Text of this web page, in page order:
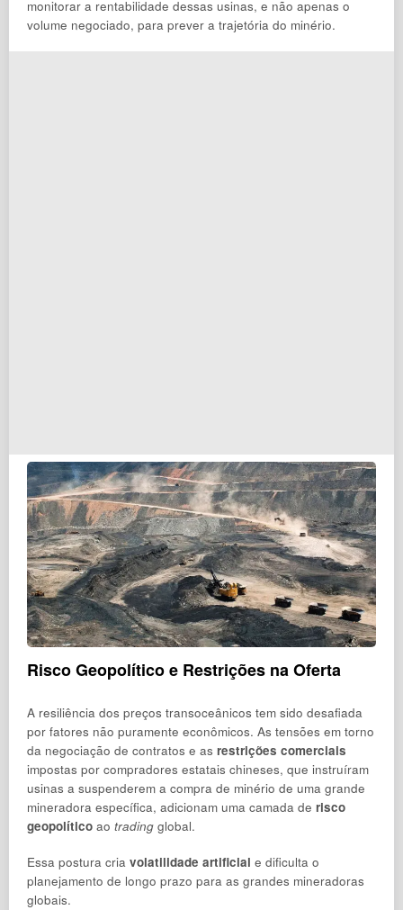
monitorar a rentabilidade dessas usinas, e não apenas o
volume negociado, para prever a trajetória do minério.
Risco Geopolítico e Restrições na Oferta
A resiliência dos preços transoceânicos tem sido desafiada
por fatores não puramente econômicos. As tensões em torno
da negociação de contratos e as restrições comerciais
impostas por compradores estatais chineses, que instruíram
usinas a suspenderem a compra de minério de uma grande
mineradora específica, adicionam uma camada de risco
geopolítico ao trading global.
Essa postura cria volatilidade artificial e dificulta o
planejamento de longo prazo para as grandes mineradoras
globais.